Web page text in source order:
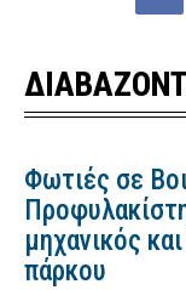
Φωτιές σε
μηχανικός
πάρκου